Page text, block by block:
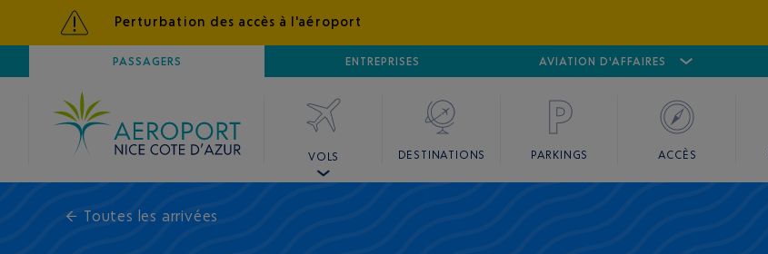
Perturbation des accès à l'aéroport
PASSAGERS ENTREPRISES AVIATION D'AFFAIRES
AÉROPORTNICE CÔTE D'AZUR AÉROPORT CANNES MANDELIEU
VOLS DESTINATIONS PARKINGS ACCÈS
← Toutes les arrivées